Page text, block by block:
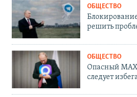
ОБЩЕСТВО
решить
ОБЩЕСТВО
Опасный
следует